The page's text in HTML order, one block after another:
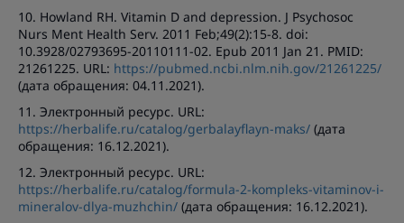
10. Howland RH. Vitamin D and depression. J Psychosoc
Nurs Ment Health Serv. 2011 Feb;49(2):15-8. doi:
10.3928/02793695-20110111-02. Epub 2011 Jan 21. PMID:
21261225. URL: https://pubmed.ncbi.nlm.nih.gov/21261225/
(дата обращения: 04.11.2021).
11. Электронный ресурс. URL:
https://herbalife.ru/catalog/gerbalayflayn-maks/ (дата
обращения: 16.12.2021).
12. Электронный ресурс. URL:
https://herbalife.ru/catalog/formula-2-kompleks-vitaminov-i-
mineralov-dlya-muzhchin/ (дата обращения: 16.12.2021).